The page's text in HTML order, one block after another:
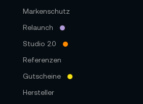
Markenschutz
Relaunch
Studio 2.0
Referenzen
Gutscheine
Hersteller